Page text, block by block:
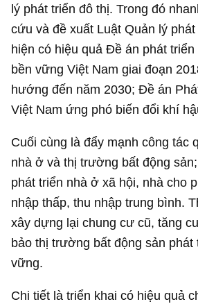
lý phát triển đô thị. Trong đó
cứu và đề xuất Luật Quản lý
hiện có hiệu quả Đề án phát
bền vững Việt Nam giai đoạn
hướng đến năm 2030; Đề án
Việt Nam ứng phó biến đổi khí
Cuối cùng là đẩy mạnh công tác
nhà ở và thị trường bất động
phát triển nhà ở xã hội, nhà cho
nhập thấp, thu nhập trung bình.
xây dựng lại chung cư cũ, tăng
bảo thị trường bất động sản phát
vững.
Chi tiết là triển khai có hiệu quả